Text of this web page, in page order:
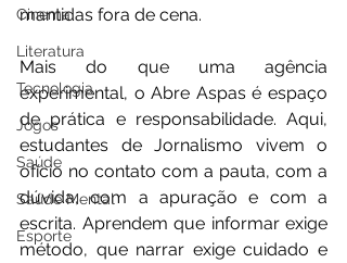
Cinema
Literatura
Tecnologia
Jogos
Saúde
Saúde Mental
Esporte
mantidas fora de cena.
Mais do que uma agência
experimental, o Abre Aspas é espaço
de prática e responsabilidade. Aqui,
estudantes de Jornalismo vivem o
ofício no contato com a pauta, com a
dúvida, com a apuração e com a
escrita. Aprendem que informar exige
método, que narrar exige cuidado e